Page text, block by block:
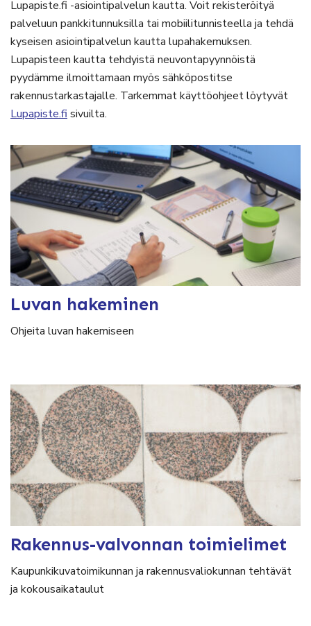
Lupapiste.fi -asiointipalvelun kautta. Voit rekisteröityä
palveluun pankkitunnuksilla tai mobiilitunnisteella ja tehdä
kyseisen asiointipalvelun kautta lupahakemuksen.
Lupapisteen kautta tehdyistä neuvontapyynnöistä
pyydämme ilmoittamaan myös sähköpostitse
rakennustarkastajalle. Tarkemmat käyttöohjeet löytyvät
Lupapiste.fi sivuilta.
Luvan hakeminen
Ohjeita luvan hakemiseen
Rakennus-valvonnan toimielimet
Kaupunkikuvatoimikunnan ja rakennusvaliokunnan tehtävät
ja kokousaikataulut